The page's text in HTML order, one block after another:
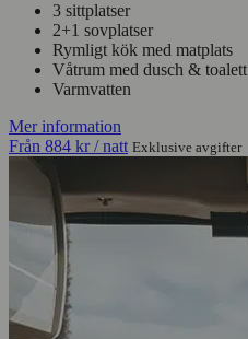
3 sittplatser
2+1 sovplatser
Rymligt kök med matplats
Våtrum med dusch & toalett
Varmvatten
Mer information
Från 884 kr / natt Exklusive avgifter